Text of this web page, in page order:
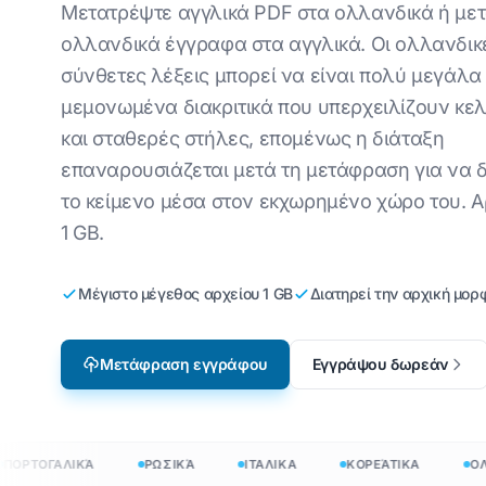
Βιομηχανοποίηση
Εντοπισμός
βιντεοπαιχνιδιών
e-Learning
Μετάφραση αρχείων
Μετάφραση JSON
Μεταφραστής HTML
Καταμέτρηση λέξεων
InDesign
Καταμέτρηση λέξεων
γλώσσες
Αγγλικά προς Κορεάτικα
Αγγλικά προς Αραβικά
Αγγλικά προς Τουρκικά
Αγγλικά προς Ινδονησιακά
Αγγλικά σε Χίντι
εγγράφων σε 120+ γλώσσες
Μετατρέψτε αγγλικά PDF στα ολλανδικά ή
ολλανδικά έγγραφα στα αγγλικά. Οι
σύνθετες λέξεις μπορεί να είναι πολύ μεγάλα
μεμονωμένα διακριτικά που υπερχειλίζουν
και σταθερές στήλες, επομένως η διάταξη
επαναρουσιάζεται μετά τη μετάφραση για να
το κείμενο μέσα στον εκχωρημένο χώρο του.
1 GB.
Μέγιστο μέγεθος αρχείου 1 GB Διατηρεί την αρχική
Μετάφραση εγγράφου Εγγράψου δωρεάν
ΡΩΣΙΚΆ ΙΤΑΛΙΚΑ ΚΟΡΕΆΤΙΚΑ